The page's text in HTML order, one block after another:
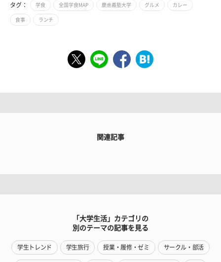
タグ： 学食 全国学食MAP 慶應義塾大学 グルメ カレー
食事 ランチ
関連記事
「大学生活」カテゴリの
別のテーマの記事を見る
学生トレンド 学生旅行 授業・履修・ゼミ サークル・部活